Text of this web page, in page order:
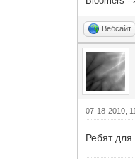
Вебсайт
07-18-2010,
Ребят